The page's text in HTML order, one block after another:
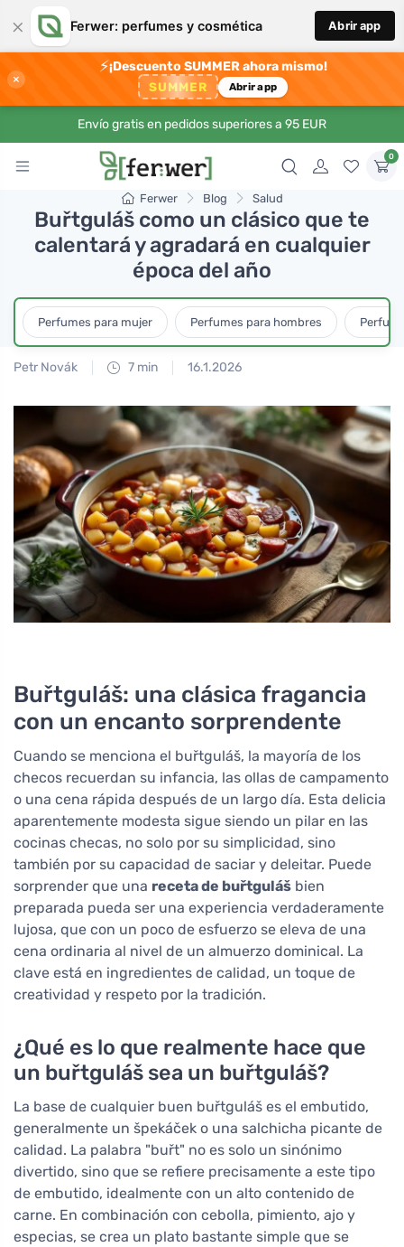
× Ferwer: perfumes y cosmética Abrir app
×
⚡¡Descuento SUMMER ahora mismo!
SUMMER Abrir app
Envío gratis en pedidos superiores a 95 EUR
0
Ferwer Blog Salud
Buřtguláš como un clásico que te
calentará y agradará en cualquier
época del año
Perfumes para mujer Perfumes para hombres
Petr Novák 7 min 16.1.2026
Buřtguláš: una clásica fragancia
con un encanto sorprendente
Cuando se menciona el buřtguláš, la mayoría de los
checos recuerdan su infancia, las ollas de campamento
o una cena rápida después de un largo día. Esta delicia
aparentemente modesta sigue siendo un pilar en las
cocinas checas, no solo por su simplicidad, sino
también por su capacidad de saciar y deleitar. Puede
sorprender que una receta de buřtguláš bien
preparada pueda ser una experiencia verdaderamente
lujosa, que con un poco de esfuerzo se eleva de una
cena ordinaria al nivel de un almuerzo dominical. La
clave está en ingredientes de calidad, un toque de
creatividad y respeto por la tradición.
¿Qué es lo que realmente hace que
un buřtguláš sea un buřtguláš?
La base de cualquier buen buřtguláš es el embutido,
generalmente un špekáček o una salchicha picante de
calidad. La palabra "buřt" no es solo un sinónimo
divertido, sino que se refiere precisamente a este tipo
de embutido, idealmente con un alto contenido de
carne. En combinación con cebolla, pimiento, ajo y
especias, se crea un plato bastante simple que se